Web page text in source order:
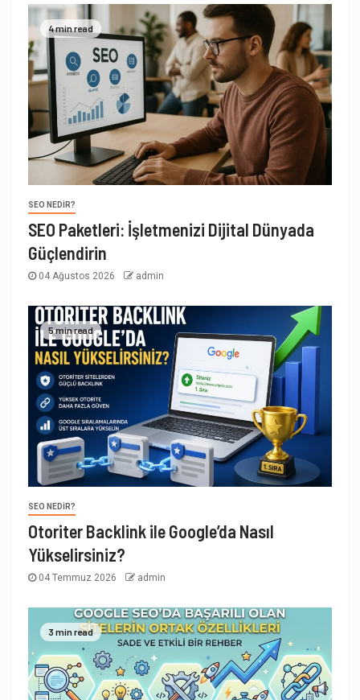
4 min read
SEO NEDIR?
SEO Paketleri: İşletmenizi Dijital Dünyada
Güçlendirin
04 Ağustos 2026 admin
5 min read
SEO NEDIR?
Otoriter Backlink ile Google’da Nasıl
Yükselirsiniz?
04 Temmuz 2026 admin
3 min read